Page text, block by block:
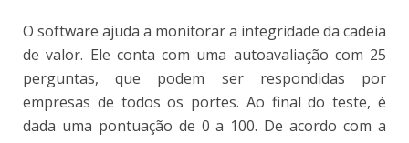
O software ajuda a monitorar a integridade da cadeia
de valor. Ele conta com uma autoavaliação com 25
perguntas, que podem ser respondidas por
empresas de todos os portes. Ao final do teste, é
dada uma pontuação de 0 a 100. De acordo com a